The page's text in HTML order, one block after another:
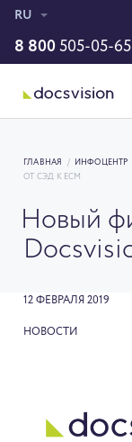
RU
8 800 505-05-65
ГЛАВНАЯ / ИНФОЦЕНТР
ОТ СЭД К ECM
Новый
12 ФЕВРАЛЯ 2019
НОВОСТИ